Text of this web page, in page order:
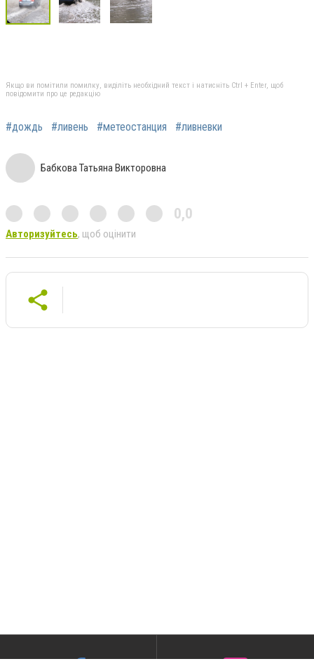
Якщо ви помітили помилку, виділіть необхідний текст і натисніть Ctrl + Enter, щоб
повідомити про це редакцію
#дождь #ливень #метеостанция #ливневки
Бабкова Татьяна Викторовна
0,0
Авторизуйтесь, щоб оцінити